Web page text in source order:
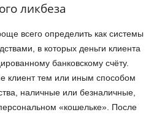
ликбеза
всего определить как системы
в которых деньги клиента
банковскому счёту.
клиент тем или иным способом
наличные или безналичные,
«кошельке». После